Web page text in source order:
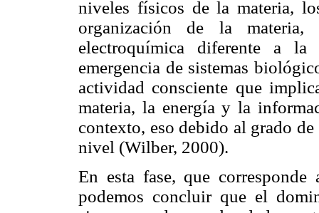
niveles físicos de la materia,
organización de la
electroquímica diferente a
emergencia de sistemas
actividad consciente que
materia, la energía y la
contexto, eso debido al grado
nivel (Wilber, 2000).
En esta fase, que
podemos concluir que el